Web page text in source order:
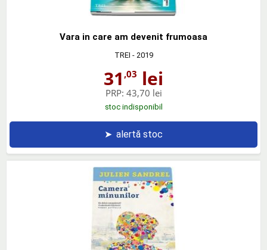
Vara in care am devenit frumoasa
TREI - 2019
31 ,03 lei
PRP: 43,70 lei
stoc indisponibil
➤ alertă stoc